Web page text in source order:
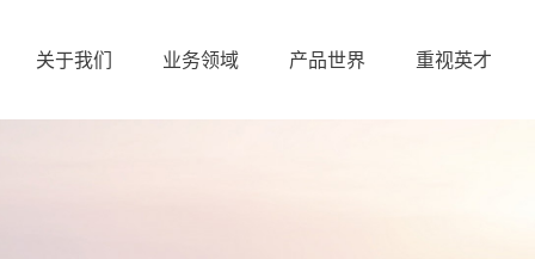
关于我们 业务领域 产品世界 重视英才